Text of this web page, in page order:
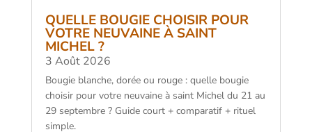
QUELLE BOUGIE CHOISIR POUR
VOTRE NEUVAINE À SAINT
MICHEL ?
3 Août 2026
Bougie blanche, dorée ou rouge : quelle bougie
choisir pour votre neuvaine à saint Michel du 21 au
29 septembre ? Guide court + comparatif + rituel
simple.